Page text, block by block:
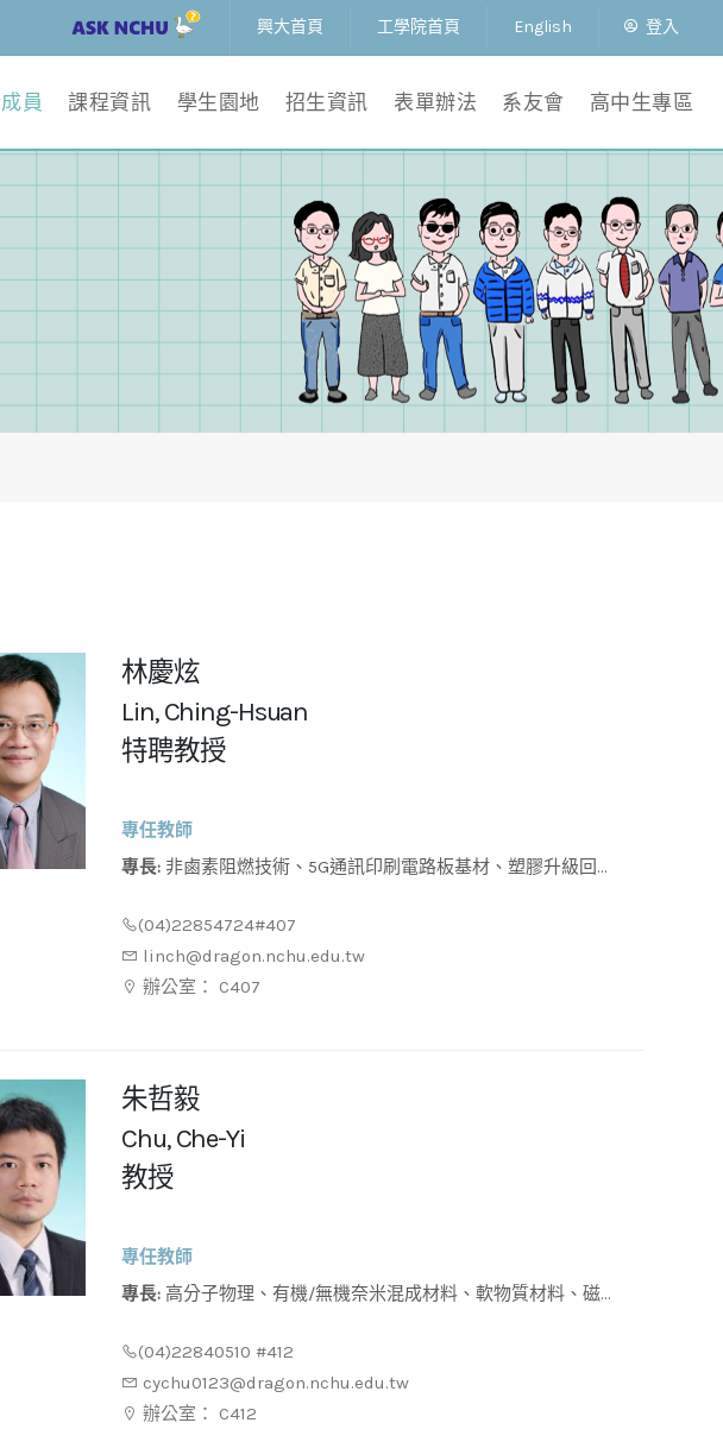
興大首頁 工學院首頁 English 登入
員 課程資訊 學生園地 招生資訊 表單辦法 系友會 高中生專區
林慶炫
Lin, Ching-Hsuan
特聘教授
專任教師
專長:
(04)22854724#407
linch@dragon.nchu.edu.tw
辦公室： C407
朱哲毅
Chu, Che-Yi
教授
專任教師
專長:
(04)22840510 #412
cychu0123@dragon.nchu.edu.tw
辦公室： C412